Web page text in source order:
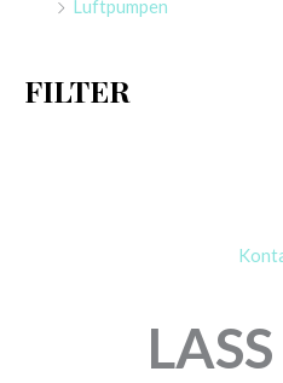
Luftpumpen
FILTER